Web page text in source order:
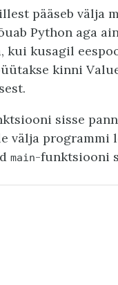
pääseb välja
Python aga
kui kusagil
kinni
sisse
välja programmi
main-funktsiooni